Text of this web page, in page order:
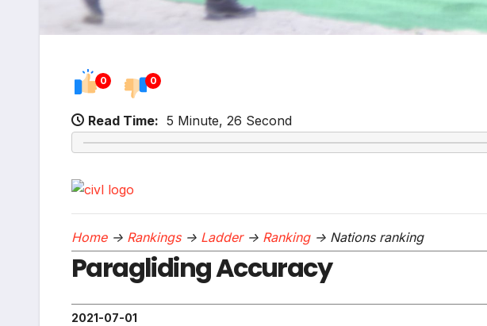
0 0
Read Time: 5 Minute, 26 Second
Home-> Rankings-> Ladder-> Ranking-> Nations ranking
Paragliding Accuracy
2021-07-01